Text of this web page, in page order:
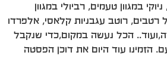
במגוון טעמים, רביולי במגוון
רטבים, רוטב עגבניות קלאסי, אלפרדו
הכל נעשה במקום,כדי שנקבל
הזמינו עוד היום את דוכן הפסטה